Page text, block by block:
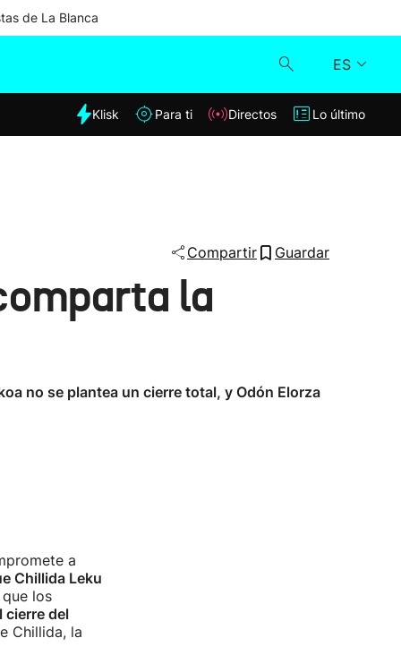
de La Blanca
ES
Klisk
Klisk Para ti Directos Lo último
Compartir Guardar
la
no se plantea un cierre total, y Odón Elorza
a
Chillida Leku
los
cierre del
Chillida, la